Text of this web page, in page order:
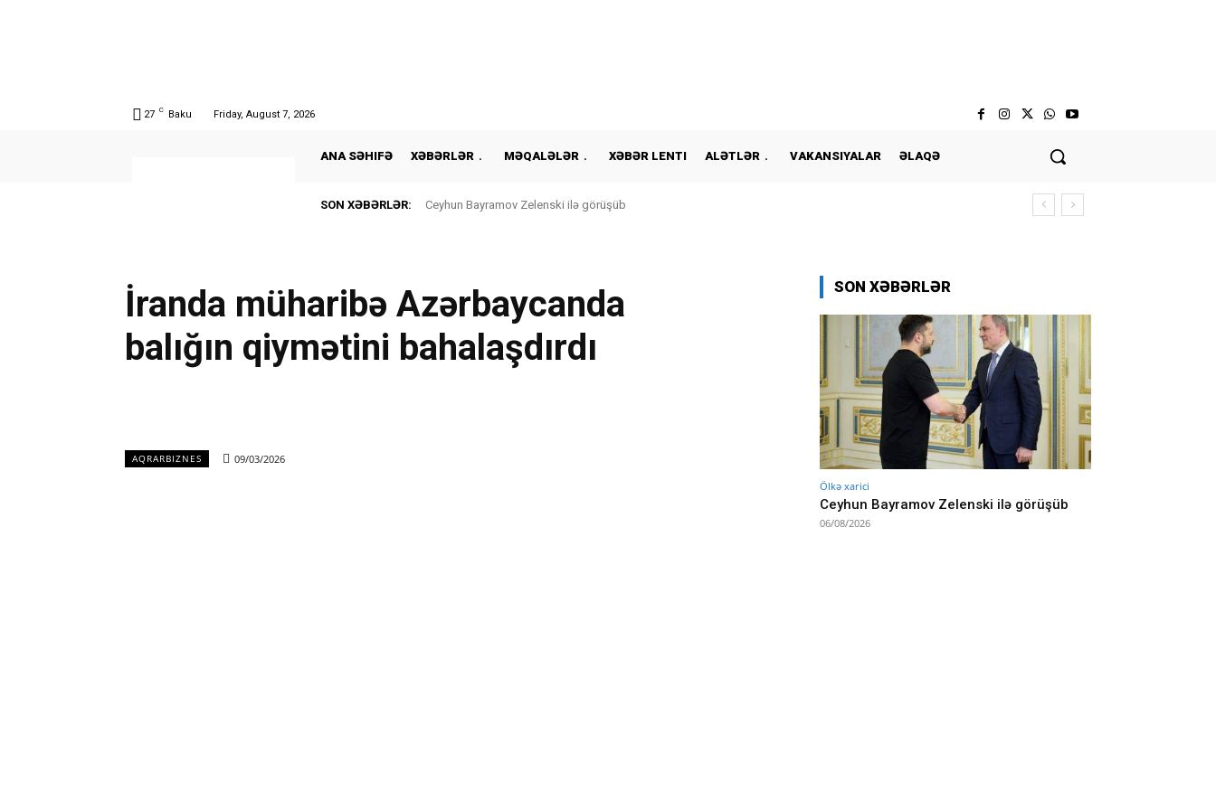
27 C Baku Friday, August 7, 2026
ANA SƏHIFƏ XƏBƏRLƏR MƏQALƏLƏR XƏBƏR LENTI ALƏTLƏR VAKANSIYALAR ƏLAQƏ
SON XƏBƏRLƏR: Ceyhun Bayramov Zelenski ilə görüşüb
İranda müharibə Azərbaycanda
balığın qiymətini bahalaşdırdı
AQRARBIZNES 09/03/2026
SON XƏBƏRLƏR
Ölkə xarici
Ceyhun Bayramov Zelenski ilə görüşüb
06/08/2026